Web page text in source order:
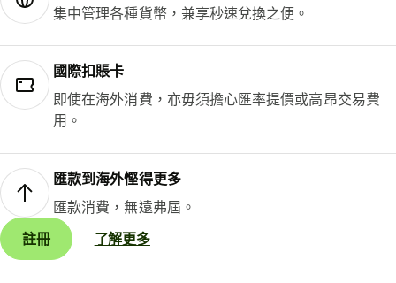
集中管理各種貨幣，兼享秒速兌換之便。
國際扣賬卡
即使在海外消費，亦毋須擔心匯率提價或高昂交易費
用。
匯款到海外慳得更多
匯款消費，無遠弗屆。
註冊
了解更多